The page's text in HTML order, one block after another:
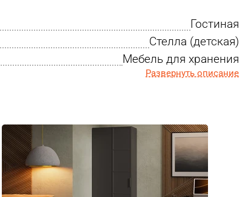
Гостиная
Стелла (детская)
Мебель для хранения
Развернуть описание